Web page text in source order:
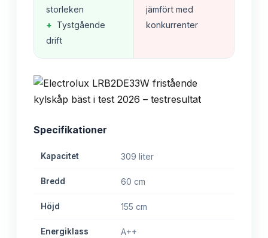
storleken
+ Tystgående
drift
jämfört med
konkurrenter
Specifikationer
Kapacitet 309 liter
Bredd 60 cm
Höjd 155 cm
Energiklass A++